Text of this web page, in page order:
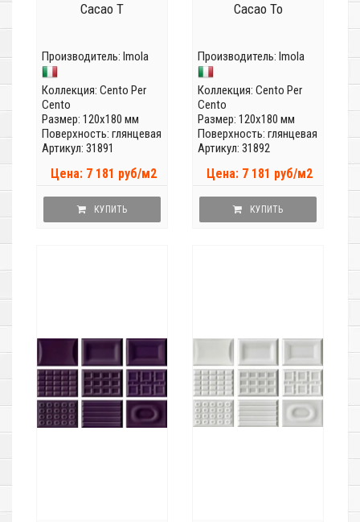
Cacao T
Производитель: Imola
Коллекция: Cento Per
Cento
Размер: 120x180 мм
Поверхность: глянцевая
Артикул: 31891
Цена: 7 181 руб/м2
КУПИТЬ
Cacao To
Производитель: Imola
Коллекция: Cento Per
Cento
Размер: 120x180 мм
Поверхность: глянцевая
Артикул: 31892
Цена: 7 181 руб/м2
КУПИТЬ